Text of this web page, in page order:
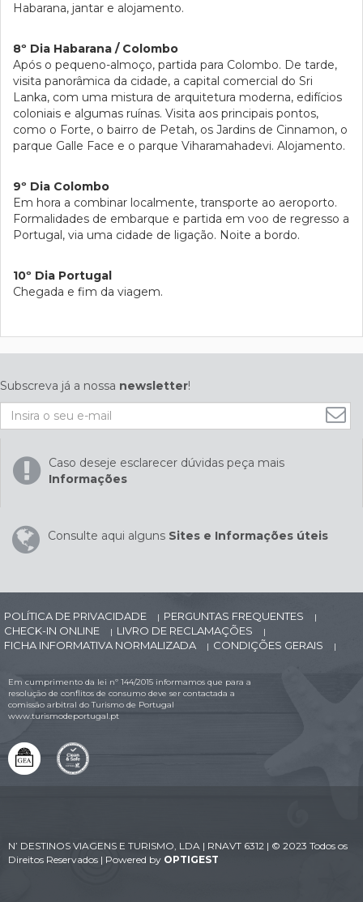
Habarana, jantar e alojamento.
8º Dia Habarana / Colombo
Após o pequeno-almoço, partida para Colombo. De tarde,
visita panorâmica da cidade, a capital comercial do Sri
Lanka, com uma mistura de arquitetura moderna, edifícios
coloniais e algumas ruínas. Visita aos principais pontos,
como o Forte, o bairro de Petah, os Jardins de Cinnamon, o
parque Galle Face e o parque Viharamahadevi. Alojamento.
9º Dia Colombo
Em hora a combinar localmente, transporte ao aeroporto.
Formalidades de embarque e partida em voo de regresso a
Portugal, via uma cidade de ligação. Noite a bordo.
10º Dia Portugal
Chegada e fim da viagem.
Subscreva já a nossa newsletter!
Caso deseje esclarecer dúvidas peça mais
Informações
Consulte aqui alguns Sites e Informações úteis
POLÍTICA DE PRIVACIDADE | PERGUNTAS FREQUENTES |
CHECK-IN ONLINE | LIVRO DE RECLAMAÇÕES |
FICHA INFORMATIVA NORMALIZADA | CONDIÇÕES GERAIS |
Em cumprimento da lei nº 144/2015 informamos que para a
resolução de conflitos de consumo deve ser contactada a
comissão arbitral do Turismo de Portugal
www.turismodeportugal.pt
N’ DESTINOS VIAGENS E TURISMO, LDA | RNAVT 6312 | © 2023 Todos os
Direitos Reservados | Powered by OPTIGEST